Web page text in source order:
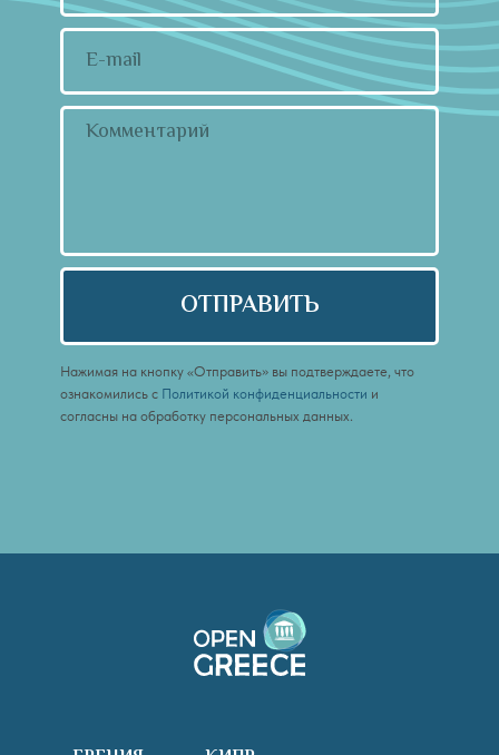
ОТПРАВИТЬ
Нажимая на кнопку «Отправить» вы подтверждаете, что
ознакомились с Политикой конфиденциальности и
согласны на обработку персональных данных.